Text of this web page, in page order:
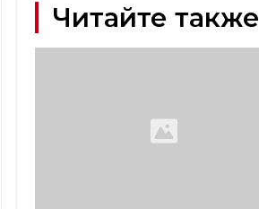
Читайте также